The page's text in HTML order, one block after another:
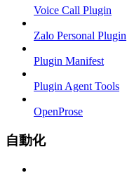
Voice Call Plugin
Zalo Personal Plugin
Plugin Manifest
Plugin Agent Tools
OpenProse
自動化